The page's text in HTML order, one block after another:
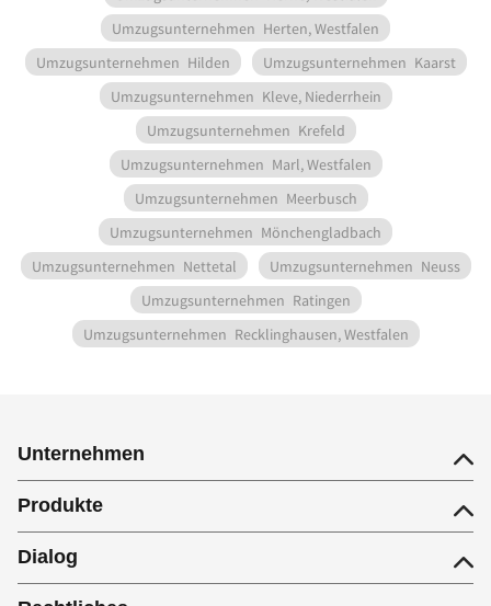
Umzugsunternehmen Herten, Westfalen
Umzugsunternehmen Hilden Umzugsunternehmen Kaarst
Umzugsunternehmen Kleve, Niederrhein
Umzugsunternehmen Krefeld
Umzugsunternehmen Marl, Westfalen
Umzugsunternehmen Meerbusch
Umzugsunternehmen Mönchengladbach
Umzugsunternehmen Nettetal Umzugsunternehmen Neuss
Umzugsunternehmen Ratingen
Umzugsunternehmen Recklinghausen, Westfalen
Unternehmen
Produkte
Dialog